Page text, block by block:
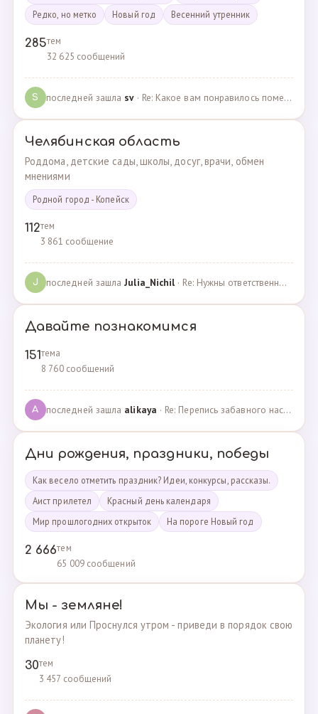
Редко, но метко
Новый год Весенний утренник
285тем
32 625 сообщений
S последней зашла sv· Re: Какое вам понравилось помещения для проведения … · 07.05.2025
Челябинская область
Роддома, детские сады, школы, досуг, врачи, обмен
мнениями
Родной город - Копейск
112тем
3 861 сообщение
J последней зашлаJulia_Nichil· Re: Нужны ответственные и любящие детей сотрудники … · 22.07.2024
Давайте познакомимся
151тема
8 760 сообщений
A последней зашла alikaya · Re: Перепись забавного населения!!! · 09.09.2023
Дни рождения, праздники, победы
Как весело отметить праздник? Идеи, конкурсы, рассказы.
Аист прилетел
Красный день календаря
Мир прошлогодних открыток
На пороге Новый год
2 666тем
65 009 сообщений
Мы - земляне!
Экология или Проснулся утром - приведи в порядок свою
планету!
30тем
3 457 сообщений